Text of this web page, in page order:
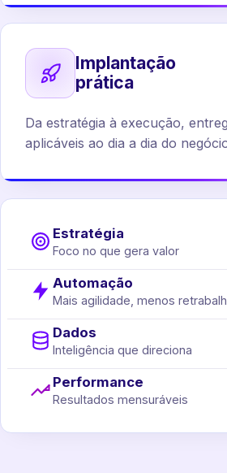
Implantação
prática
Da estratégia à execução,
aplicáveis ao dia a dia do
Estratégia
Foco no que gera valor
Automação
Mais agilidade, menos
Dados
Inteligência que direciona
Performance
Resultados mensuráveis